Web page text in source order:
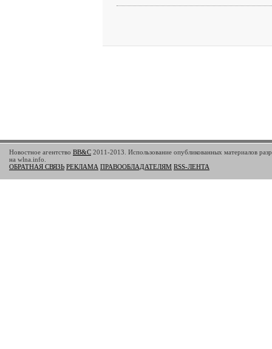
Новостное агентство BB&C 2011-2013. Использование опубликованных материалов
на wlna.info.
ОБРАТНАЯ СВЯЗЬ РЕКЛАМА ПРАВООБЛАДАТЕЛЯМ RSS-ЛЕНТА